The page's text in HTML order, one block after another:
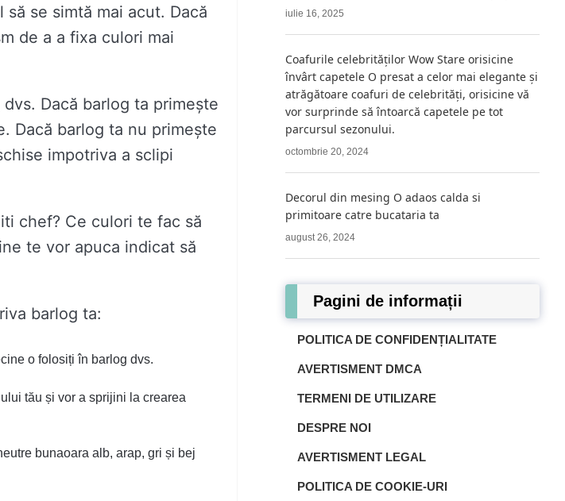
se simtă mai acut. Dacă
de a a fixa culori mai
Dacă barlog ta primește
Dacă barlog ta nu primește
impotriva a sclipi
chef? Ce culori te fac să
te vor apuca indicat să
barlog ta:
o folosiți în barlog dvs.
tău și vor a sprijini la crearea
bunaoara alb, arap, gri și bej
iulie 16, 2025
Coafurile celebrităților Wow Stare orisicine
învârt capetele O presat a celor mai elegante și
atrăgătoare coafuri de celebrități, orisicine vă
vor surprinde să întoarcă capetele pe tot
parcursul sezonului.
octombrie 20, 2024
Decorul din mesing O adaos calda si
primitoare catre bucataria ta
august 26, 2024
Pagini de informații
POLITICA DE CONFIDENȚIALITATE
AVERTISMENT DMCA
TERMENI DE UTILIZARE
DESPRE NOI
AVERTISMENT LEGAL
POLITICA DE COOKIE-URI